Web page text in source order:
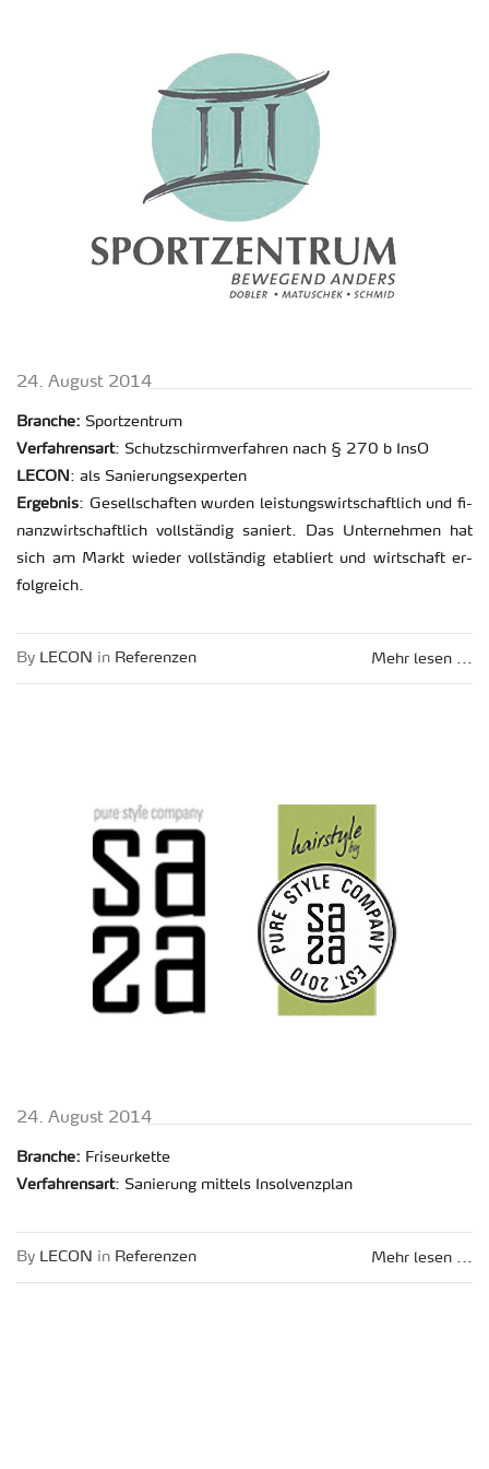
24. Au­gust 2014
Bran­che: Sport­zen­trum
Ver­fah­rens­art: Schutz­schirm­ver­fah­ren nach § 270 b InsO
LECON : als Sa­nie­rungs­ex­per­ten
Er­geb­nis: Ge­sell­schaf­ten wur­den leis­tungs­wirt­schaft­lich und fi­
nanz­wirt­schaft­lich voll­stän­dig sa­niert. Das Un­ter­neh­men hat
sich am Markt wie­der voll­stän­dig eta­bliert und wirt­schaft er­
folg­reich.
Mehr lesen ...
By LECON in Re­fe­ren­zen
24. Au­gust 2014
Bran­che: Fri­seur­ket­te
Ver­fah­rens­art: Sa­nie­rung mit­tels In­sol­venz­plan
Mehr lesen ...
By LECON in Re­fe­ren­zen